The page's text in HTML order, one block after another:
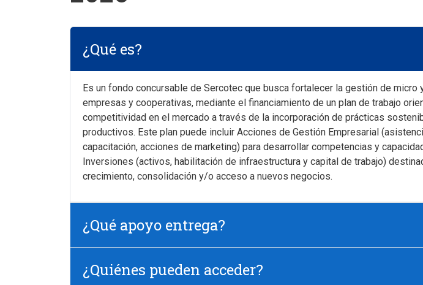
¿Qué es?
Es un fondo concursable de Sercotec que busca fortalecer la gestión de micro
empresas y cooperativas, mediante el financiamiento de un plan de trabajo
competitividad en el mercado a través de la incorporación de prácticas
productivos. Este plan puede incluir Acciones de Gestión Empresarial
capacitación, acciones de marketing) para desarrollar competencias y
Inversiones (activos, habilitación de infraestructura y capital de trabajo)
crecimiento, consolidación y/o acceso a nuevos negocios.
¿Qué apoyo entrega?
¿Quiénes pueden acceder?